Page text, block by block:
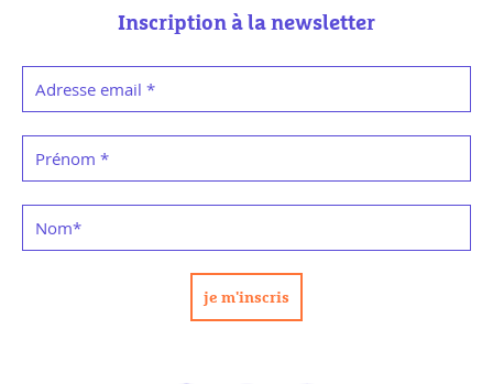
Inscription à la newsletter
Adresse email *
Prénom *
Nom*